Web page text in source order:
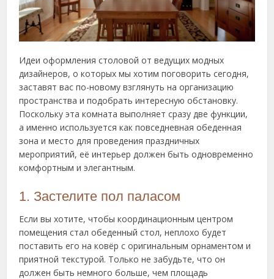
Идеи оформления столовой от ведущих модных
дизайнеров, о которых мы хотим поговорить сегодня,
заставятвас по-новому взглянуть на организацию
пространства и подобрать интересную обстановку.
Поскольку эта комната выполняет сразу две функции,
а именно используется как повседневная обеденная
зона и место для проведения праздничных
мероприятий, её интерьер должен быть одновременно
комфортным и элегантным.
1. Застелите пол паласом
Если вы хотите, чтобы координационным центром
помещения стал обеденный стол, неплохо будет
поставить его на ковёр с оригинальным орнаментом и
приятной текстурой. Только не забудьте, что он
должен быть немного больше, чем площадь